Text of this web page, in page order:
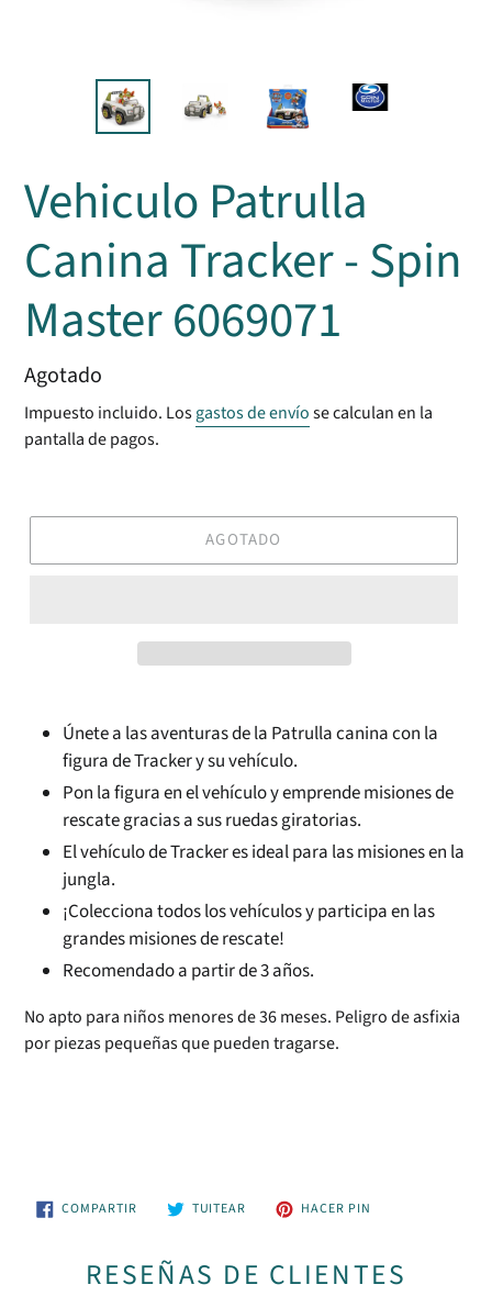
Vehiculo Patrulla
Canina Tracker - Spin
Master 6069071
Precio
habitual
Agotado
Impuesto incluido. Losgastos de envíose calculan en la
pantalla de pagos.
AGOTADO
Únete a las aventuras de la Patrulla canina con la
figura de Tracker y su vehículo.
Pon la figura en el vehículo y emprende misiones de
rescate gracias a sus ruedas giratorias.
El vehículo de Tracker es ideal para las misiones en la
jungla.
¡Colecciona todos los vehículos y participa en las
grandes misiones de rescate!
Recomendado a partir de 3 años.
No apto para niños menores de 36 meses. Peligro de asfixia
por piezas pequeñas que pueden tragarse.
COMPARTIRCOMPARTIR
EN
TUITEAR TUITEAR HACER PIN
RESEÑAS DE CLIENTES